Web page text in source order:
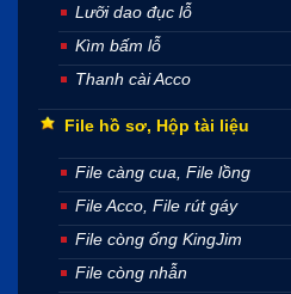
Lưỡi dao đục lỗ
Kìm bấm lỗ
Thanh cài Acco
File hồ sơ, Hộp tài liệu
File càng cua, File lồng
File Acco, File rút gáy
File còng ống KingJim
File còng nhẫn